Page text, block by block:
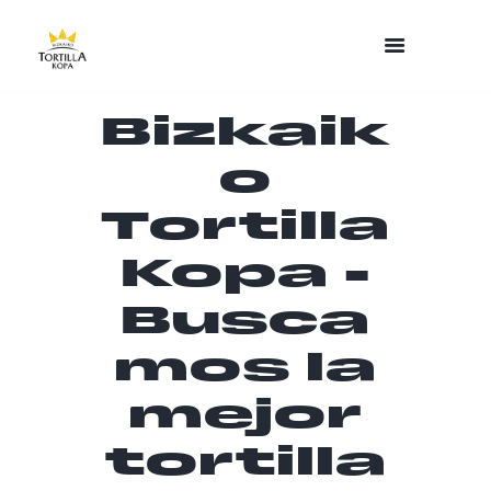
Bizkaik
o
Tortilla
Kopa -
Busca
mos la
mejor
tortilla